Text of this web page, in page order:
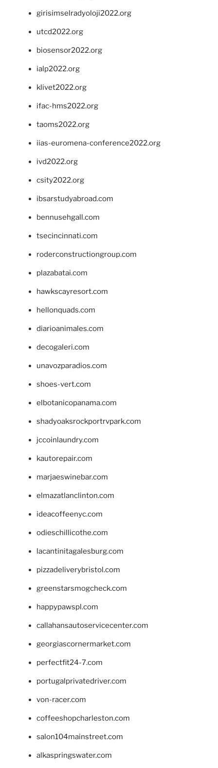
girisimselradyoloji2022.org
utcd2022.org
biosensor2022.org
ialp2022.org
klivet2022.org
ifac-hms2022.org
taoms2022.org
iias-euromena-conference2022.org
ivd2022.org
csity2022.org
ibsarstudyabroad.com
bennusehgall.com
tsecincinnati.com
roderconstructiongroup.com
plazabatai.com
hawkscayresort.com
hellonquads.com
diarioanimales.com
decogaleri.com
unavozparadios.com
shoes-vert.com
elbotanicopanama.com
shadyoaksrockportrvpark.com
jccoinlaundry.com
kautorepair.com
marjaeswinebar.com
elmazatlanclinton.com
ideacoffeenyc.com
odieschillicothe.com
lacantinitagalesburg.com
pizzadeliverybristol.com
greenstarsmogcheck.com
happypawspl.com
callahansautoservicecenter.com
georgiascornermarket.com
perfectfit24-7.com
portugalprivatedriver.com
von-racer.com
coffeeshopcharleston.com
salon104mainstreet.com
alkaspringswater.com